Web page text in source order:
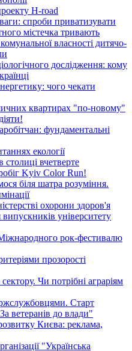
H-road
спроби приватизувати
містечка тривають
власності дитячо-
дослідження: кому
чого чекати
квартирах "по-новому"
фундаментальні
екології
столиці вчетверте
Kyiv Color Run!
біля шатра розуміння.
охорони здоров'я
університету
рок-фестивалю
прозорості
Чи потрібні аграріям
Старт
ветеранів до влади"
Києва: реклама,
"Українська